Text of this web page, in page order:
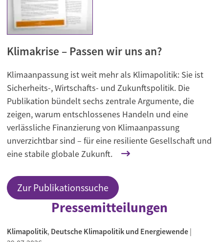
Klimakrise – Passen wir uns an?
Klimaanpassung ist weit mehr als Klimapolitik: Sie ist
Sicherheits-, Wirtschafts- und Zukunftspolitik. Die
Publikation bündelt sechs zentrale Argumente, die
zeigen, warum entschlossenes Handeln und eine
verlässliche Finanzierung von Klimaanpassung
unverzichtbar sind – für eine resiliente Gesellschaft und
eine stabile globale Zukunft.
Zur Publikationssuche
Pressemitteilungen
Klimapolitik, Deutsche Klimapolitik und Energiewende |